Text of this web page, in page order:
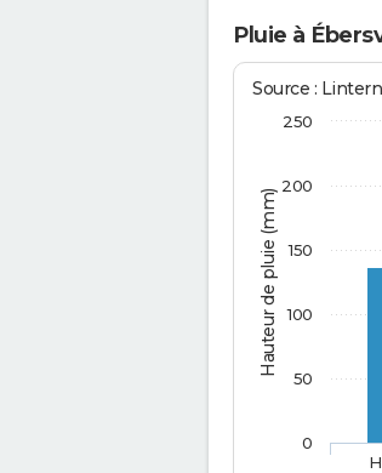
Pluie à
Hauteur de pluie (mm)
Source :
0
50
100
150
200
250